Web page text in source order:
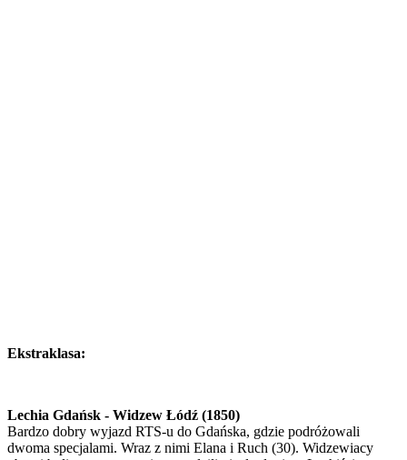
Ekstraklasa:
Lechia Gdańsk - Widzew Łódź (1850)
Bardzo dobry wyjazd RTS-u do Gdańska, gdzie podróżowali
dwoma specjalami. Wraz z nimi Elana i Ruch (30). Widzewiacy